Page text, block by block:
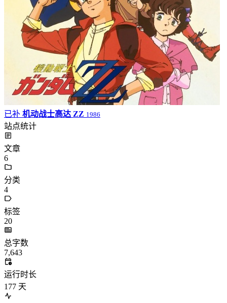
已补 机动战士高达 ZZ 1986
站点统计
文章
6
分类
4
标签
20
总字数
7,643
运行时长
177 天